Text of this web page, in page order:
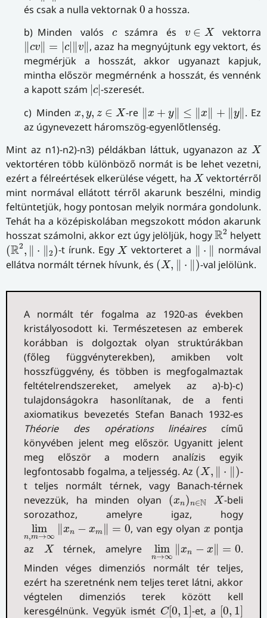
és csak a nulla vektornak0
0 a hossza.
b) Minden valós
c
cszámra ésv ∈ X
v ∈ X vektorra
cv = c| v∥
‖cv‖=|c|‖v‖, azaz ha megnyújtunk egy vektort, és
megmérjük a hosszát, akkor ugyanazt kapjuk,
mintha először megmérnénk a hosszát, és vennénk
a kapott szám c|
|c|
-szeresét.
c) Mindenx, y, z ∈ X
x y, ∈X -re ∥x + y∥ ≤ ∥x∥ + ∥y∥
‖x y ‖≤ x ‖+‖y ‖
. Ez
az úgynevezett háromszög-egyenlőtlenség.
Mint az n1)-n2)-n3) példákban láttuk, ugyanazon az X
X
vektortéren több különböző normát is be lehet vezetni,
ezért a félreértések elkerülése végett, haX
X vektortérről
mint normával ellátott térről akarunk beszélni, mindig
feltüntetjük, hogy pontosan melyik normára gondolunk.
Tehát ha a középiskolában megszokott módon akarunk
hosszat számolni, akkor ezt úgy jelöljük, hogyR2
R2helyett
(R2, ⋅ 2)
(R2,‖⋅‖2) -t írunk. EgyX
X vektorteret a ⋅
‖⋅‖ normával
ellátva normált térnek hívunk, és (X, ⋅ )
(X,‖⋅‖ ) -val jelölünk.
A normált tér fogalma az 1920-as években
kristályosodott ki. Természetesen az emberek
korábban is dolgoztak olyan struktúrákban
(főleg függvényterekben), amikben volt
hosszfüggvény, és többen is megfogalmaztak
feltételrendszereket, amelyek az a)-b)-c)
tulajdonságokra hasonlítanak, de a fenti
axiomatikus bevezetés Stefan Banach 1932-es
Théorie des opérations linéairescímű
könyvében jelent meg először. Ugyanitt jelent
meg először a modern analízis egyik
legfontosabb fogalma, a teljesség. Az (X, ⋅ )
(X,‖ ⋅‖)
-
t teljes normált térnek, vagy Banach-térnek
nevezzük, ha minden olyan (xn)n∈N
(xn)n∈NX
X -beli
sorozathoz, amelyre igaz, hogy
lim
n,m→∞
xn − xm = 0
limn,m→∞ xn −xm‖=0
, van egy olyan x
x pontja
az
X
X térnek, amelyre lim
n→∞
∥xn − x = 0
limn → n− =.
Minden véges dimenziós normált tér teljes,
ezért ha szeretnénk nem teljes teret látni, akkor
végtelen dimenziós terek között kell
keresgélnünk. Vegyük ismét C[0, 1
C[0 1]-et, a [0, 1
[0,1]